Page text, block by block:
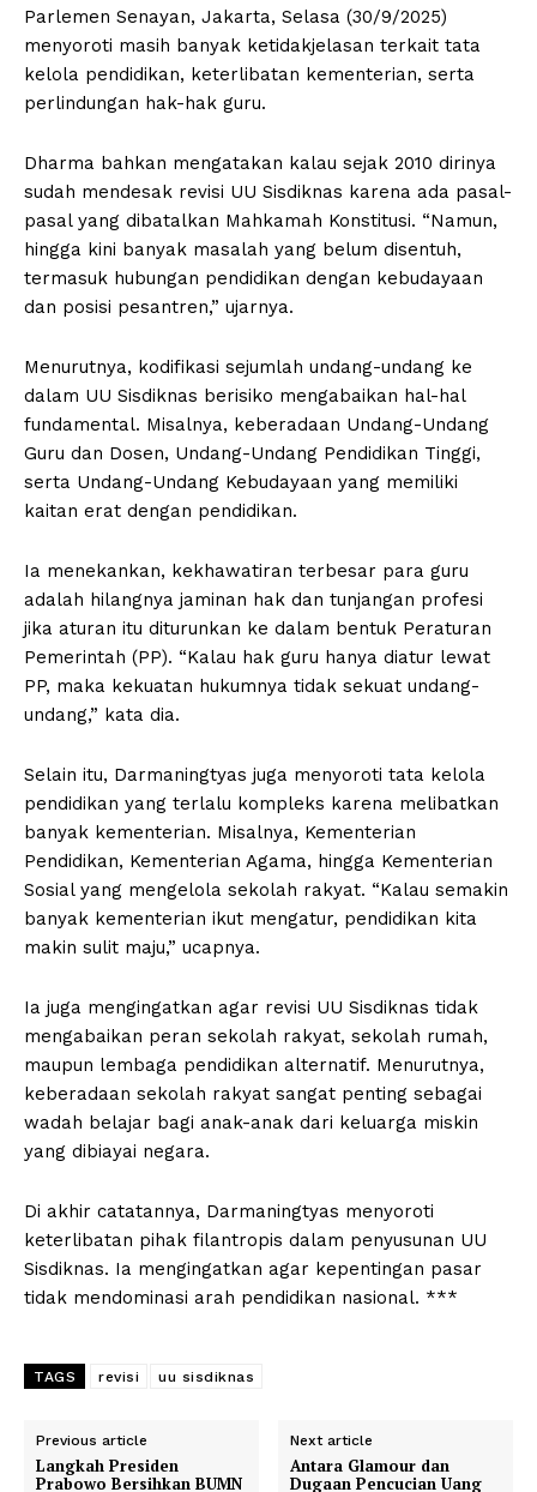
Parlemen Senayan, Jakarta, Selasa (30/9/2025)
menyoroti masih banyak ketidakjelasan terkait tata
kelola pendidikan, keterlibatan kementerian, serta
perlindungan hak-hak guru.
Dharma bahkan mengatakan kalau sejak 2010 dirinya
sudah mendesak revisi UU Sisdiknas karena ada pasal-
pasal yang dibatalkan Mahkamah Konstitusi. “Namun,
hingga kini banyak masalah yang belum disentuh,
termasuk hubungan pendidikan dengan kebudayaan
dan posisi pesantren,” ujarnya.
Menurutnya, kodifikasi sejumlah undang-undang ke
dalam UU Sisdiknas berisiko mengabaikan hal-hal
fundamental. Misalnya, keberadaan Undang-Undang
Guru dan Dosen, Undang-Undang Pendidikan Tinggi,
serta Undang-Undang Kebudayaan yang memiliki
kaitan erat dengan pendidikan.
Ia menekankan, kekhawatiran terbesar para guru
adalah hilangnya jaminan hak dan tunjangan profesi
jika aturan itu diturunkan ke dalam bentuk Peraturan
Pemerintah (PP). “Kalau hak guru hanya diatur lewat
PP, maka kekuatan hukumnya tidak sekuat undang-
undang,” kata dia.
Selain itu, Darmaningtyas juga menyoroti tata kelola
pendidikan yang terlalu kompleks karena melibatkan
banyak kementerian. Misalnya, Kementerian
Pendidikan, Kementerian Agama, hingga Kementerian
Sosial yang mengelola sekolah rakyat. “Kalau semakin
banyak kementerian ikut mengatur, pendidikan kita
makin sulit maju,” ucapnya.
Ia juga mengingatkan agar revisi UU Sisdiknas tidak
mengabaikan peran sekolah rakyat, sekolah rumah,
maupun lembaga pendidikan alternatif. Menurutnya,
keberadaan sekolah rakyat sangat penting sebagai
wadah belajar bagi anak-anak dari keluarga miskin
yang dibiayai negara.
Di akhir catatannya, Darmaningtyas menyoroti
keterlibatan pihak filantropis dalam penyusunan UU
Sisdiknas. Ia mengingatkan agar kepentingan pasar
tidak mendominasi arah pendidikan nasional. ***
TAGS revisi uu sisdiknas
Previous article
Langkah Presiden
Prabowo Bersihkan BUMN
Next article
Antara Glamour dan
Dugaan Pencucian Uang